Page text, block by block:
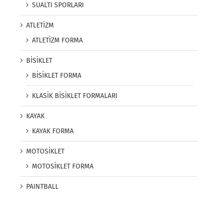
SUALTI SPORLARI
ATLETİZM
ATLETİZM FORMA
BİSİKLET
BİSİKLET FORMA
KLASİK BİSİKLET FORMALARI
KAYAK
KAYAK FORMA
MOTOSİKLET
MOTOSİKLET FORMA
PAINTBALL